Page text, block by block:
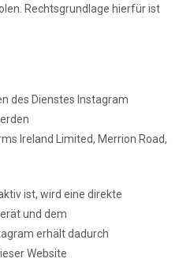
Rechtsgrundlage hierfür ist
des Dienstes Instagram
Ireland Limited, Merrion Road,
ist, wird eine direkte
und dem
erhält dadurch
Website